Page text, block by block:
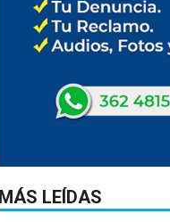
MÁS LEÍDAS